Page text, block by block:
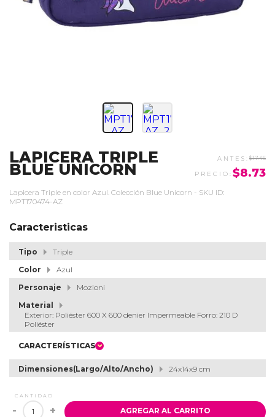
LAPICERA TRIPLE
BLUE UNICORN
$17.45
$8.73
Lapicera Triple en color Azul. Colección Blue Unicorn - SKU ID:
MPT170474-AZ
Caracteristicas
Tipo
Triple
Color
Azul
Personaje
Mozioni
Material
Exterior: Poliéster 600 X 600 denier Impermeable Forro: 210 D
Poliéster
CARACTERÍSTICAS
Dimensiones(Largo/Alto/Ancho) 24x14x9 cm
CANTIDAD
- + AGREGAR AL CARRITO